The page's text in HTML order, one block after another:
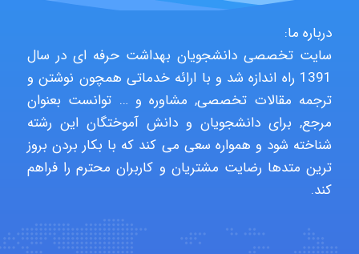
fahimeh sheibani
HaddadiMahsa
درباره ما:
سایت تخصصی دانشجویان بهداشت حرفه ای در سال
1391 راه اندازه شد و با ارائه خدماتی همچون نوشتن و
ترجمه مقالات تخصصی, مشاوره و … توانست بعنوان
مرجع, برای دانشجویان و دانش آموختگان این رشته
شناخته شود و همواره سعی می کند که با بکار بردن بروز
ترین متدها رضایت مشتریان و کاربران محترم را فراهم
کند.